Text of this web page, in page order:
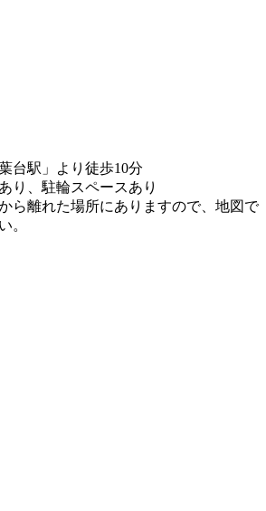
台駅」より徒歩10分
あり、駐輪スペースあり
ら離れた場所にありますので、地図で
。